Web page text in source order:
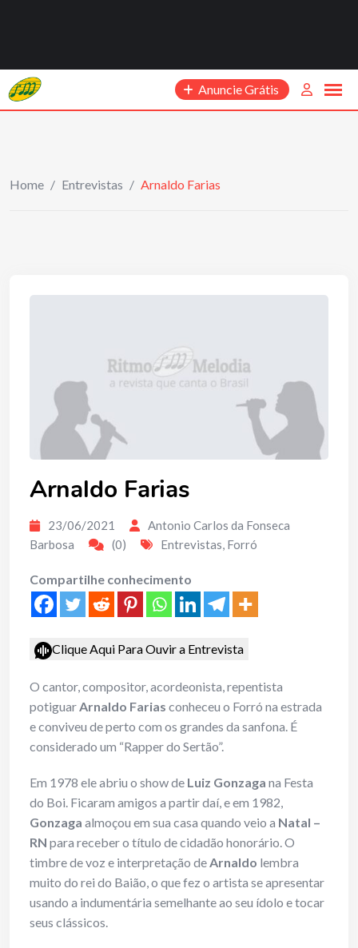
Anuncie Grátis
Home / Entrevistas / Arnaldo Farias
Arnaldo Farias
23/06/2021
Antonio Carlos da Fonseca
Barbosa
(0) Entrevistas, Forró
Compartilhe conhecimento
Clique Aqui Para Ouvir a Entrevista
O cantor, compositor, acordeonista, repentista
potiguarArnaldo Farias conheceu o Forró na estrada
e conviveu de perto com os grandes da sanfona. É
considerado um “Rapper do Sertão”.
Em 1978 ele abriu o show de Luiz Gonzaga na Festa
do Boi. Ficaram amigos a partir daí, e em 1982,
Gonzaga almoçou em sua casa quando veio a Natal –
RN para receber o título de cidadão honorário. O
timbre de voz e interpretação deArnaldo lembra
muito do rei do Baião, o que fez o artista se apresentar
usando a indumentária semelhante ao seu ídolo e tocar
seus clássicos.